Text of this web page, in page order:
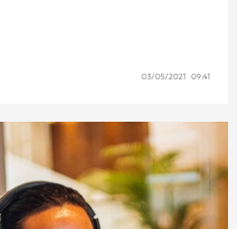
03/05/2021 09:41